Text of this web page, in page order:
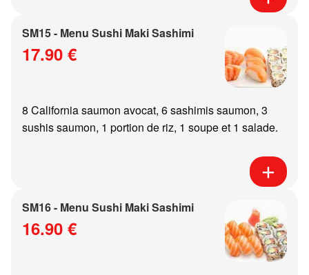
SM15 - Menu Sushi Maki Sashimi
17.90 €
8 California saumon avocat, 6 sashimis saumon, 3
sushis saumon, 1 portion de riz, 1 soupe et 1 salade.
SM16 - Menu Sushi Maki Sashimi
16.90 €